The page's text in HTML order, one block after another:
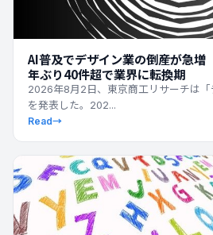
AI普及でデザイン業の倒産が急
年ぶり40件超で業界に転換期
2026年8月2日、東京商工リサーチは
を発表した。202...
Read→